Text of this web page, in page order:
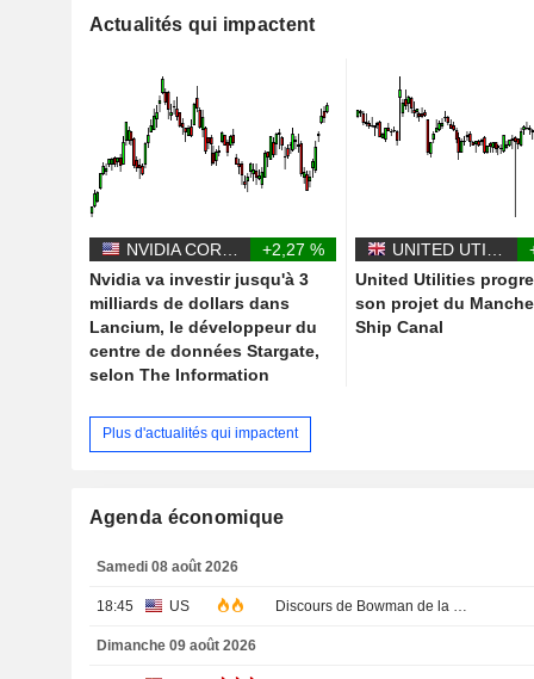
Actualités qui impactent
+2,27 %
Nvidia va investir jusqu'à 3
milliards de dollars dans
Lancium, le développeur du
centre de données Stargate,
selon The Information
United Utilities
son projet du
Ship Canal
Plus d'actualités qui impactent
Agenda économique
Samedi 08 août 2026
18:45 US Discours de Bowman de la Fed
Dimanche 09 août 2026